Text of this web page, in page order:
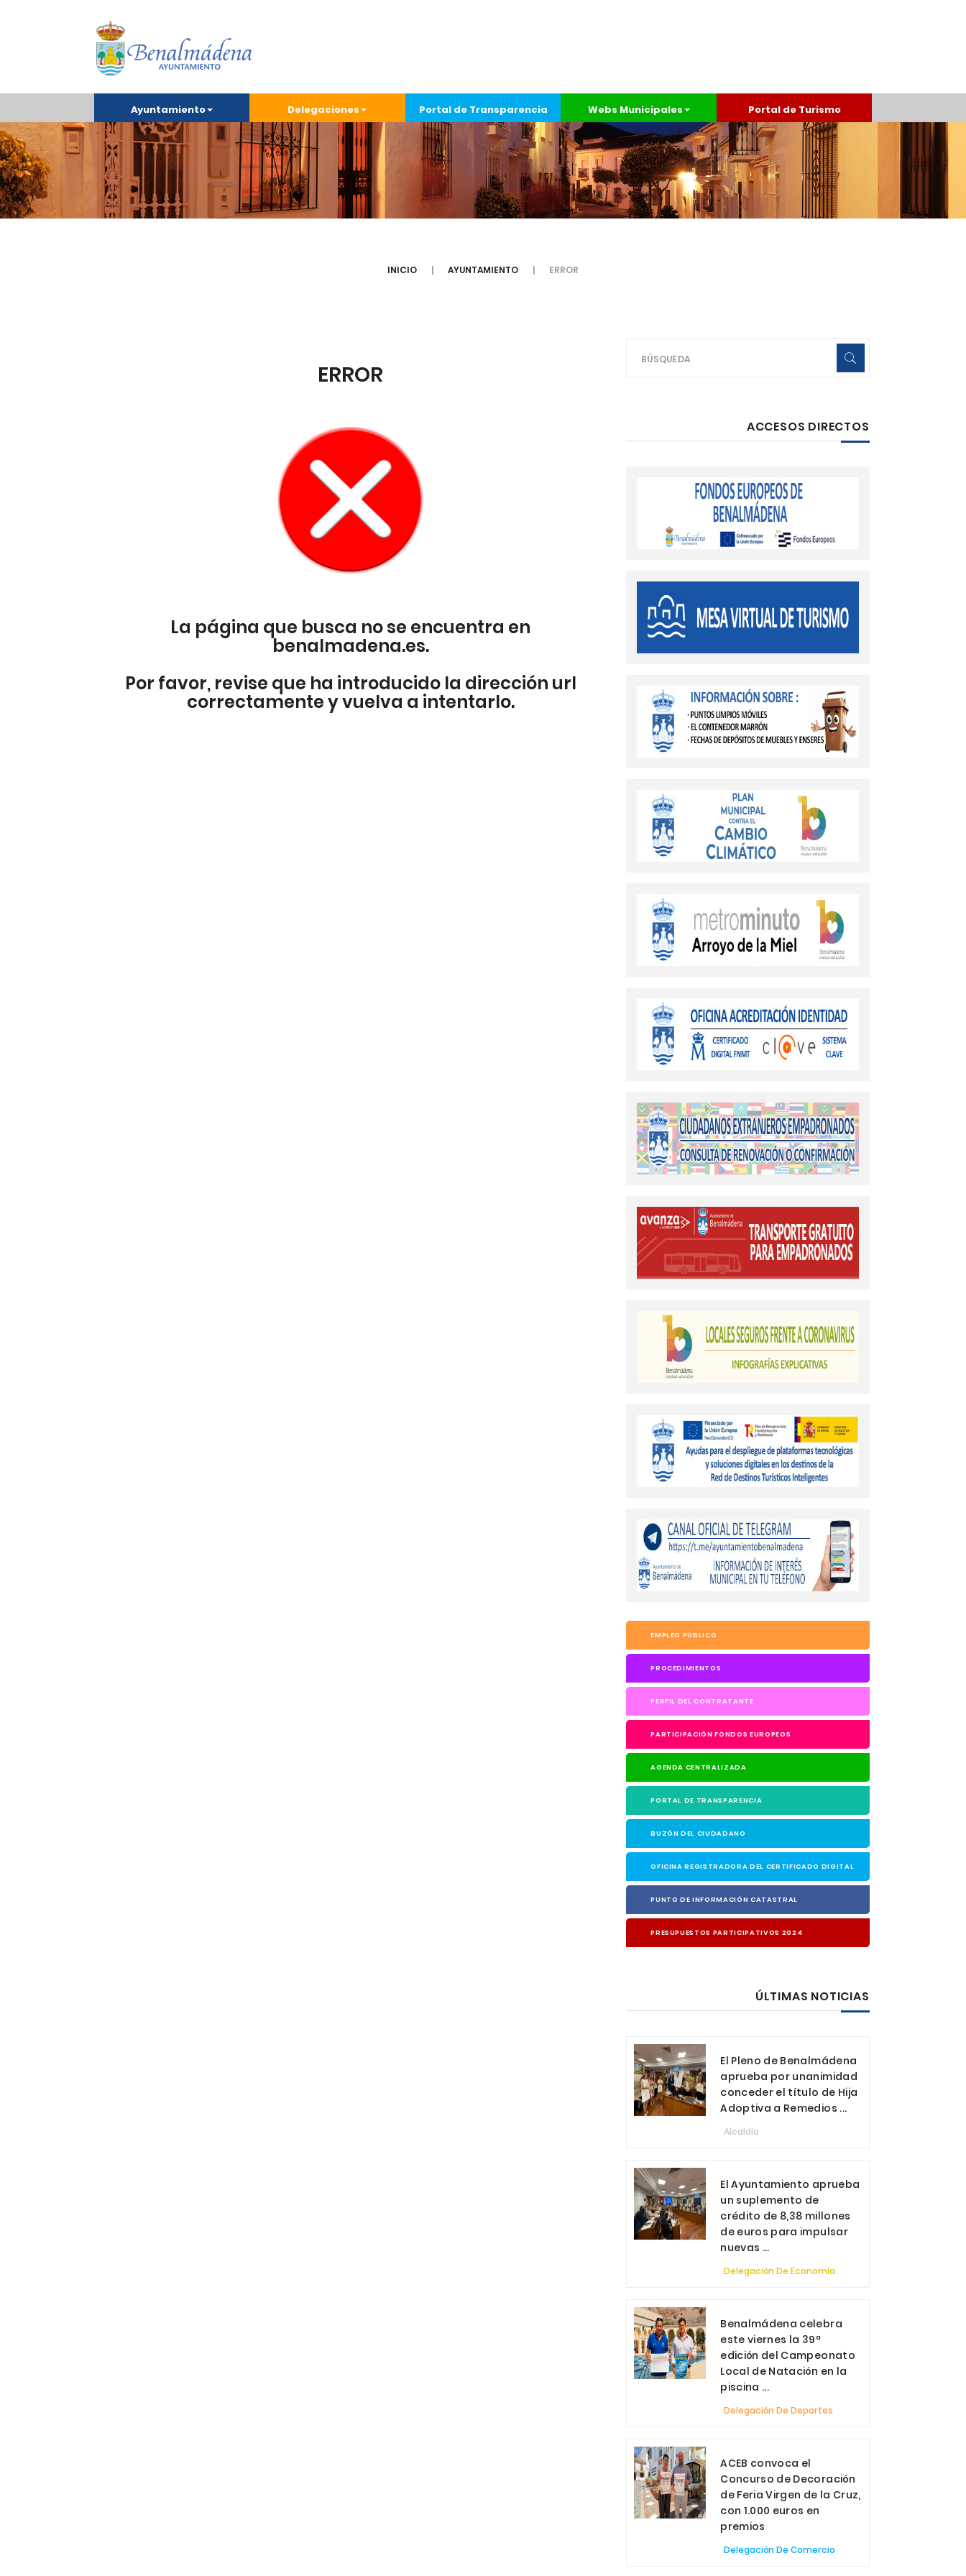
Ayuntamiento Delegaciones Portal de Transparencia Webs Municipales Portal de Turismo
INICIO AYUNTAMIENTO ERROR
ERROR
La página que busca no se encuentra en
benalmadena.es.
Por favor, revise que ha introducido la dirección url
correctamente y vuelva a intentarlo.
ACCESOS DIRECTOS
EMPLEO PÚBLICO
PROCEDIMIENTOS
PERFIL DEL CONTRATANTE
PARTICIPACIÓN FONDOS EUROPEOS
AGENDA CENTRALIZADA
PORTAL DE TRANSPARENCIA
BUZÓN DEL CIUDADANO
OFICINA REGISTRADORA DEL CERTIFICADO DIGITAL
PUNTO DE INFORMACIÓN CATASTRAL
PRESUPUESTOS PARTICIPATIVOS 2024
ÚLTIMAS NOTICIAS
El Pleno de Benalmádena
aprueba por unanimidad
conceder el título de Hija
Adoptiva a Remedios ...
Alcaldía
El Ayuntamiento aprueba
un suplemento de
crédito de 8,38 millones
de euros para impulsar
nuevas ...
Delegación De Economía
Benalmádena celebra
este viernes la 39ª
edición del Campeonato
Local de Natación en la
piscina ...
Delegación De Deportes
ACEB convoca el
Concurso de Decoración
de Feria Virgen de la Cruz,
con 1.000 euros en
premios
Delegación De Comercio